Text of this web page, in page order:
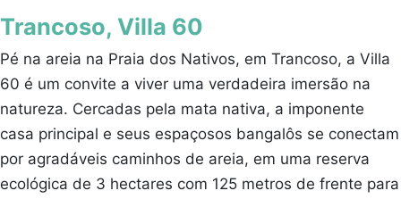
Trancoso, Villa 60
Pé na areia na Praia dos Nativos, em Trancoso, a Villa
60 é um convite a viver uma verdadeira imersão na
natureza. Cercadas pela mata nativa, a imponente
casa principal e seus espaçosos bangalôs se conectam
por agradáveis caminhos de areia, em uma reserva
ecológica de 3 hectares com 125 metros de frente para